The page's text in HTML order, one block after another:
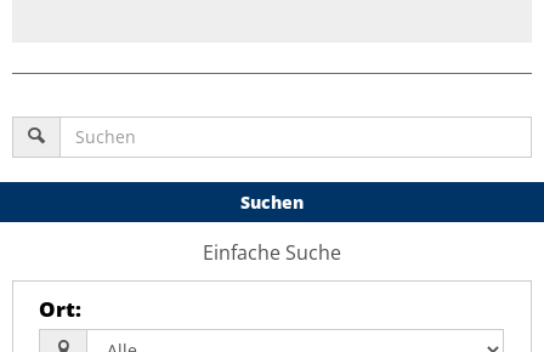
Suchen
Einfache Suche
Ort: